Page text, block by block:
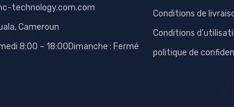
technology.com.com
Cameroun
8:00 – 18:00Dimanche : Fermé
Conditions de
Conditions
politique de